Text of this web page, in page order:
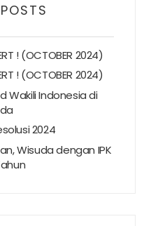
! (OCTOBER 2024)
! (OCTOBER 2024)
Wakili Indonesia di
2024
Wisuda dengan IPK